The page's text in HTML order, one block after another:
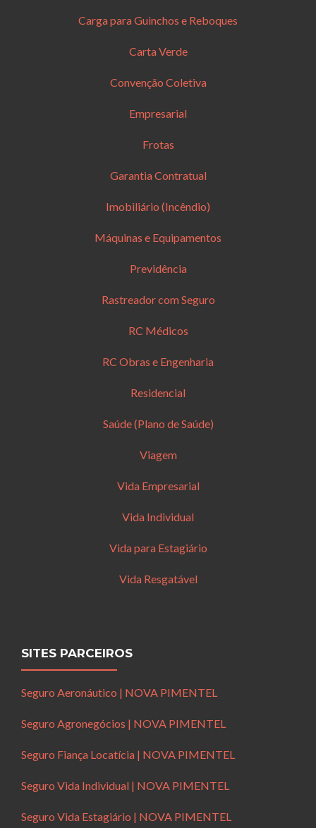
Carga para Guinchos e Reboques
Carta Verde
Convenção Coletiva
Empresarial
Frotas
Garantia Contratual
Imobiliário (Incêndio)
Máquinas e Equipamentos
Previdência
Rastreador com Seguro
RC Médicos
RC Obras e Engenharia
Residencial
Saúde (Plano de Saúde)
Viagem
Vida Empresarial
Vida Individual
Vida para Estagiário
Vida Resgatável
SITES PARCEIROS
Seguro Aeronáutico | NOVA PIMENTEL
Seguro Agronegócios | NOVA PIMENTEL
Seguro Fiança Locatícia | NOVA PIMENTEL
Seguro Vida Individual | NOVA PIMENTEL
Seguro Vida Estagiário | NOVA PIMENTEL